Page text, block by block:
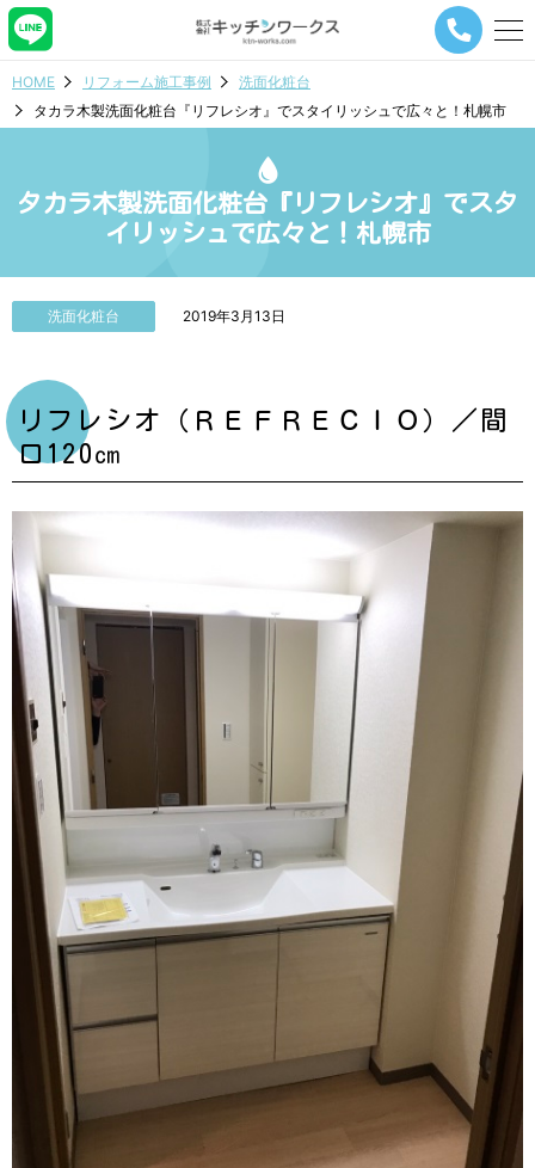
メ
ナ
ー
シ
ボ
HOME リフォーム施工事例
洗面化粧台
タカラ木製洗面化粧台『リフレシオ』でスタイリッシュで広々と！札幌市
タカラ木製洗面化粧台『リフレシオ』でスタ
イリッシュで広々と！札幌市
洗面化粧台 2019年3月13日
リフレシオ（ＲＥＦＲＥＣＩＯ）／間
口120㎝